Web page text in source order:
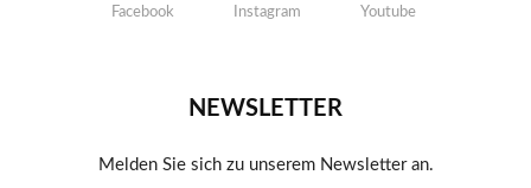
Facebook Instagram Youtube
NEWSLETTER
Melden Sie sich zu unserem Newsletter an.